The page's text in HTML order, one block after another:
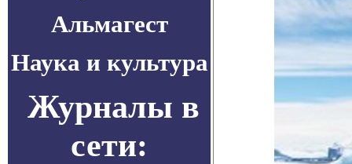
Альмагест
Наука и культура
Журналы в
сети: